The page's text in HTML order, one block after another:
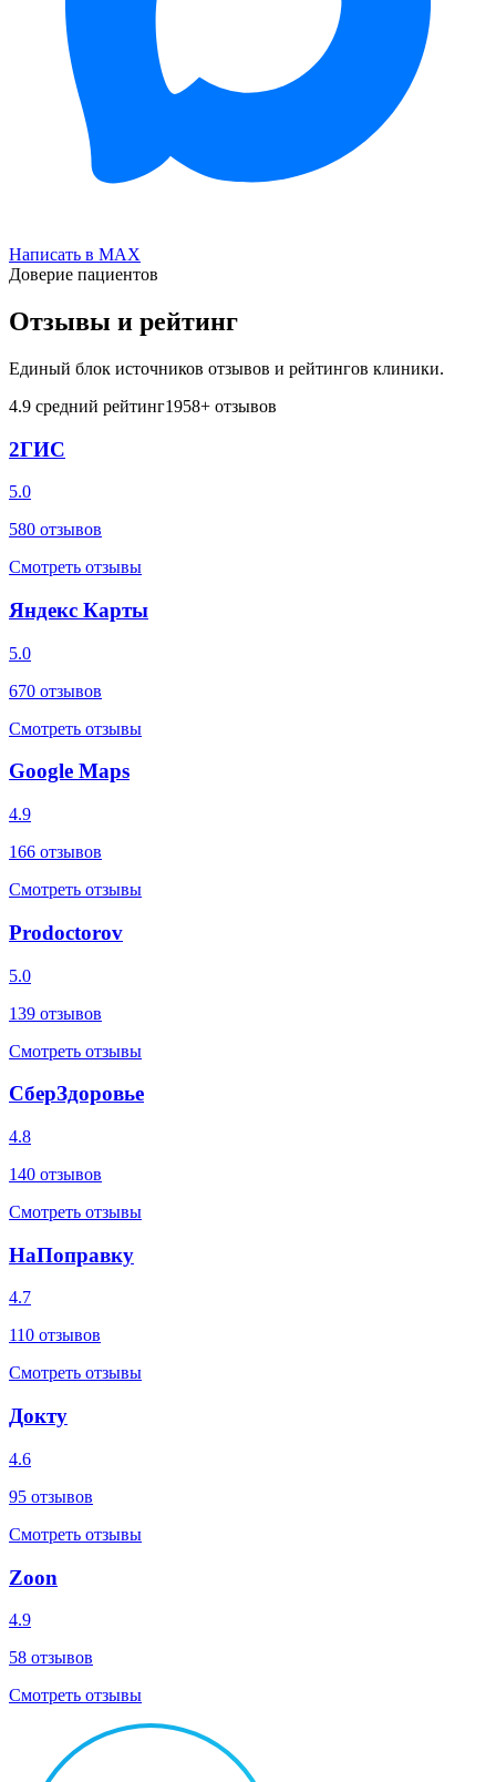
Написать в MAX
Доверие пациентов
Отзывы и рейтинг
Единый блок источников отзывов и рейтингов клиники.
4.9 средний рейтинг1958+ отзывов
2ГИС
5.0
580 отзывов
Смотреть отзывы
Яндекс Карты
5.0
670 отзывов
Смотреть отзывы
Google Maps
4.9
166 отзывов
Смотреть отзывы
Prodoctorov
5.0
139 отзывов
Смотреть отзывы
СберЗдоровье
4.8
140 отзывов
Смотреть отзывы
НаПоправку
4.7
110 отзывов
Смотреть отзывы
Докту
4.6
95 отзывов
Смотреть отзывы
Zoon
4.9
58 отзывов
Смотреть отзывы